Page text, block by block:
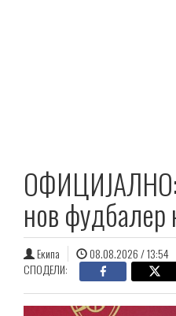
нов фудбалер
Екипа
08.08.2026 / 13:54
СПОДЕЛИ: